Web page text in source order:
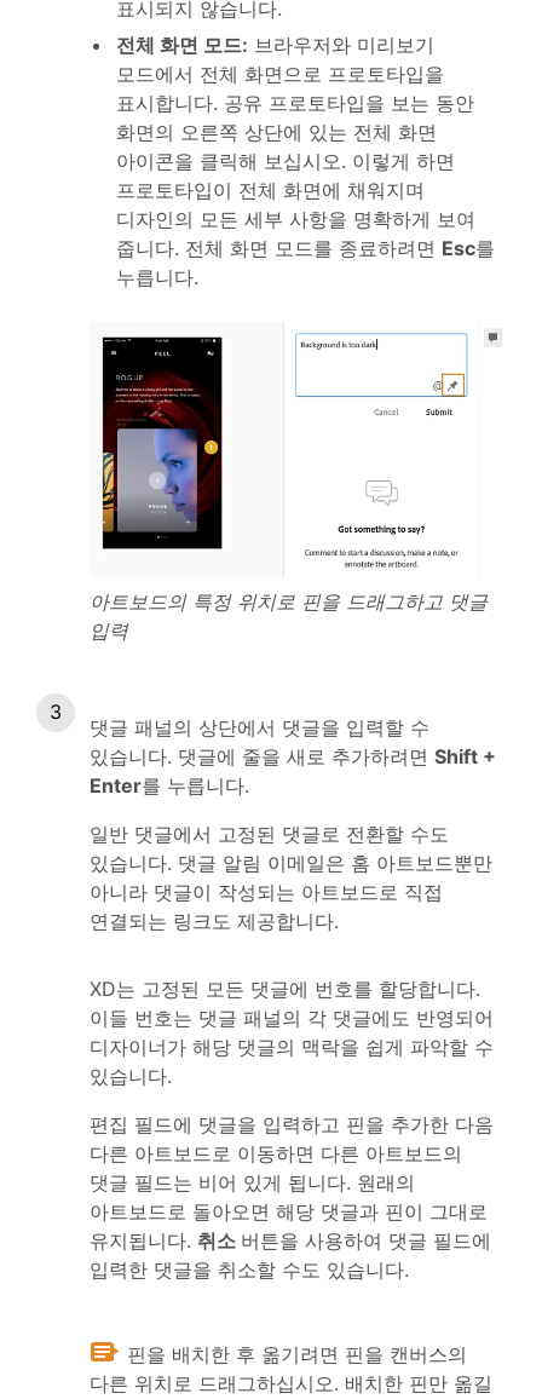
표시되지 않습니다.
전체 화면 모드: 브라우저와 미리보기
모드에서 전체 화면으로 프로토타입을
표시합니다. 공유 프로토타입을 보는 동안
화면의 오른쪽 상단에 있는 전체 화면
아이콘을 클릭해 보십시오. 이렇게 하면
프로토타입이 전체 화면에 채워지며
디자인의 모든 세부 사항을 명확하게 보여
줍니다. 전체 화면 모드를 종료하려면 Esc를
누릅니다.
아트보드의 특정 위치로 핀을 드래그하고 댓글
입력
댓글 패널의 상단에서 댓글을 입력할 수
있습니다. 댓글에 줄을 새로 추가하려면 Shift +
Enter를 누릅니다.
일반 댓글에서 고정된 댓글로 전환할 수도
있습니다. 댓글 알림 이메일은 홈 아트보드뿐만
아니라 댓글이 작성되는 아트보드로 직접
연결되는 링크도 제공합니다.
XD는 고정된 모든 댓글에 번호를 할당합니다.
이들 번호는 댓글 패널의 각 댓글에도 반영되어
디자이너가 해당 댓글의 맥락을 쉽게 파악할 수
있습니다.
편집 필드에 댓글을 입력하고 핀을 추가한 다음
다른 아트보드로 이동하면 다른 아트보드의
댓글 필드는 비어 있게 됩니다. 원래의
아트보드로 돌아오면 해당 댓글과 핀이 그대로
유지됩니다. 취소 버튼을 사용하여 댓글 필드에
입력한 댓글을 취소할 수도 있습니다.
핀을 배치한 후 옮기려면 핀을 캔버스의
다른 위치로 드래그하십시오. 배치한 핀만 옮길